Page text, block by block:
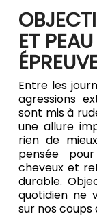
ET
Entre les
agressions
sont mis à
une allure
rien de
pensée
cheveux et
durable.
quotidien ne
sur nos